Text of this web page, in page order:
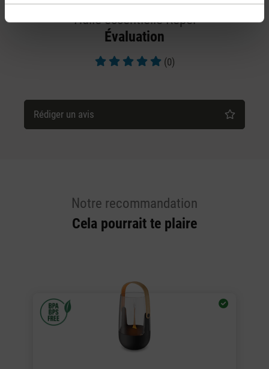
Huile essentielle Repel
Évaluation
(0)
Rédiger un avis
Notre recommandation
Cela pourrait te plaire